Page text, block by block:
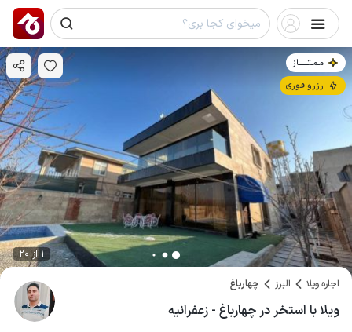
مـمـتــــــاز
رزرو فوری
1 از 20
اجاره ویلا البرز چهارباغ
ویلا با استخر در چهارباغ - زعفرانیه